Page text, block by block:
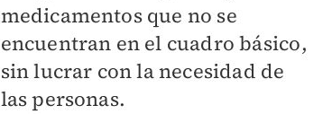
medicamentos que no se
encuentran en el cuadro básico,
sin lucrar con la necesidad de
las personas.